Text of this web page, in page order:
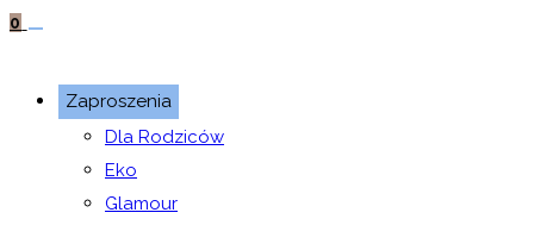
0
Zaproszenia
Dla Rodziców
Eko
Glamour